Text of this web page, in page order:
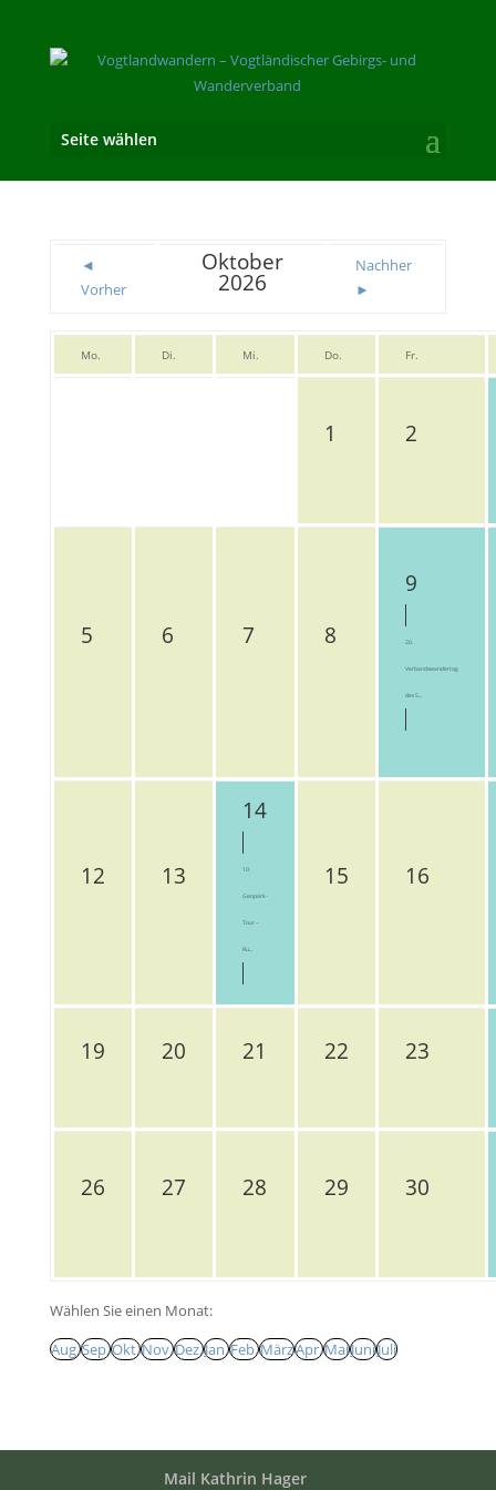
Seite wählen
◄
Vorher
Oktober
2026
Nachher
►
Mo. Di. Mi. Do. Fr.
1 2
5 6 7 8
9
20.
Verbandswandertag
des S...
12 13
14
10.
Geopark-
Tour –
Ru...
15 16
19 20 21 22 23
26 27 28 29 30
Wählen Sie einen Monat:
Aug.Sep.Okt.Nov.Dez.Jan.Feb.MärzApr.MaiJuniJuli
Mail Kathrin Hager